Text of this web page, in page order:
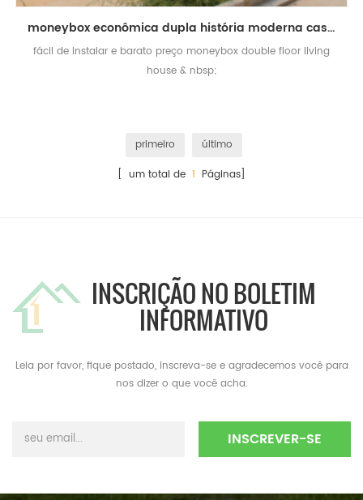
moneybox econômica dupla história moderna casa vivendo casa pré-fabricada
fácil de instalar e barato preço moneybox double floor living
house & nbsp;
primeiro
último
[ um total de 1 Páginas]
INSCRIÇÃO NO BOLETIM
INFORMATIVO
Leia por favor, fique postado, inscreva-se e agradecemos você para
nos dizer o que você acha.